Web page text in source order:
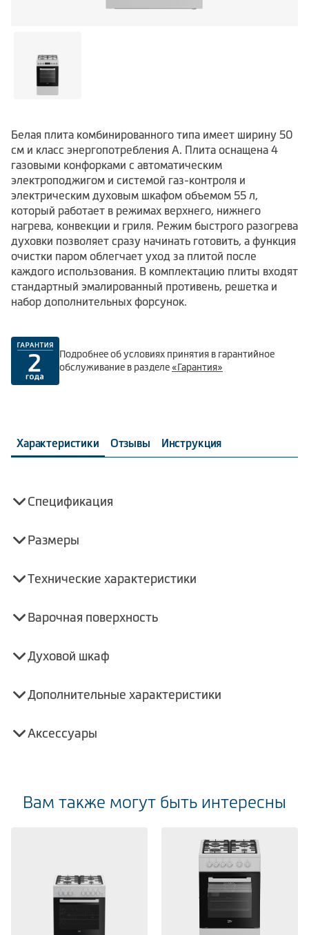
Белая плита комбинированного типа имеет ширину 50
см и класс энергопотребления А. Плита оснащена 4
газовыми конфорками с автоматическим
электроподжигом и системой газ-контроля и
электрическим духовым шкафом объемом 55 л,
который работает в режимах верхнего, нижнего
нагрева, конвекции и гриля. Режим быстрого разогрева
духовки позволяет сразу начинать готовить, а функция
очистки паром облегчает уход за плитой после
каждого использования. В комплектацию плиты входят
стандартный эмалированный противень, решетка и
набор дополнительных форсунок.
Подробнее об условиях принятия в гарантийное
обслуживание в разделе«Гарантия»
Характеристики Отзывы Инструкция
Спецификация
Размеры
Технические характеристики
Варочная поверхность
Духовой шкаф
Дополнительные характеристики
Аксессуары
Вам также могут быть интересны